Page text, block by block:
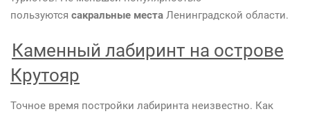
пользуются сакральные места Ленинградской области.
Каменный лабиринт на острове
Крутояр
Точное время постройки лабиринта неизвестно. Как